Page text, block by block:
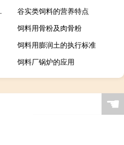
意思
谷实类饲料的营养特点
饲料用骨粉及肉骨粉
饲料用膨润土的执行标准
饲料厂锅炉的应用
☚